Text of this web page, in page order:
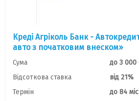
Креді Агріколь Банк -
авто з початковим внеском»
Сума
до 3 000
Відсоткова ставка
від 21%
Термін
до 84